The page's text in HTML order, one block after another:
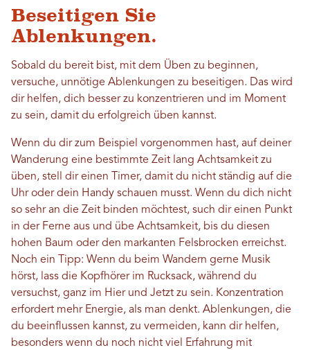
Beseitigen Sie
Ablenkungen.
Sobald du bereit bist, mit dem Üben zu beginnen,
versuche, unnötige Ablenkungen zu beseitigen. Das wird
dir helfen, dich besser zu konzentrieren und im Moment
zu sein, damit du erfolgreich üben kannst.
Wenn du dir zum Beispiel vorgenommen hast, auf deiner
Wanderung eine bestimmte Zeit lang Achtsamkeit zu
üben, stell dir einen Timer, damit du nicht ständig auf die
Uhr oder dein Handy schauen musst. Wenn du dich nicht
so sehr an die Zeit binden möchtest, such dir einen Punkt
in der Ferne aus und übe Achtsamkeit, bis du diesen
hohen Baum oder den markanten Felsbrocken erreichst.
Noch ein Tipp: Wenn du beim Wandern gerne Musik
hörst, lass die Kopfhörer im Rucksack, während du
versuchst, ganz im Hier und Jetzt zu sein. Konzentration
erfordert mehr Energie, als man denkt. Ablenkungen, die
du beeinflussen kannst, zu vermeiden, kann dir helfen,
besonders wenn du noch nicht viel Erfahrung mit